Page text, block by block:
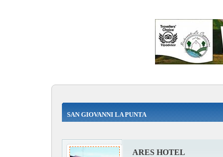
SAN GIOVANNI LA PUNTA
ARES HOTEL